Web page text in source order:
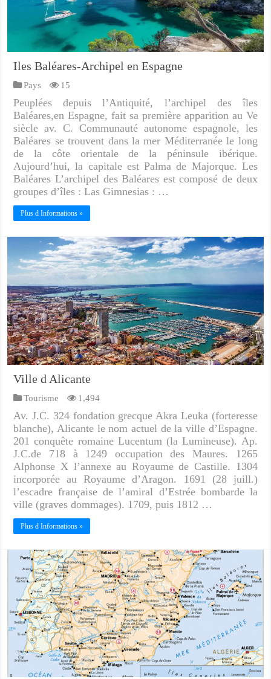
Iles Baléares-Archipel en Espagne
Pays 15
Peuplées depuis l’Antiquité, l’archipel des îles
Baléares,en Espagne, fait sa première apparition au Ve
siècle av. C. Communauté autonome espagnole, les
Baléares se trouvent dans la mer Méditerranée le long
de la côte orientale de la péninsule ibérique.
Aujourd’hui, la capitale est Palma de Majorque. Les
Baléares L’archipel des Baléares est composé de deux
groupes d’îles : Las Gimnesias : …
Plus d Informations »
Ville d Alicante
Tourisme 1,494
Av. J.C. 324 fondation grecque Akra Leuka (forteresse
blanche), Alicante le nom actuel de la ville d’Espagne.
201 conquête romaine Lucentum (la Lumineuse). Ap.
J.C.de 718 à 1249 occupation des Maures. 1265
Alphonse X l’annexe au Royaume de Castille. 1304
incorporée au Royaume d’Aragon. 1691 (28 juill.)
l’escadre française de l’amiral d’Estrée bombarde la
ville (graves dommages). 1709, puis 1812 …
Plus d Informations »